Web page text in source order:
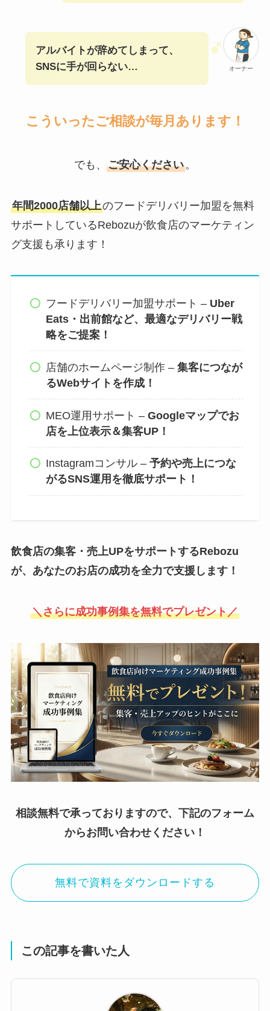
オーナー
アルバイトが辞めてしまって、
SNSに手が回らない…
こういったご相談が毎月あります！
でも、 ご安心ください 。
年間2000店舗以上のフードデリバリー加盟を無料
サポートしているRebozuが飲食店のマーケティン
グ支援も承ります！
フードデリバリー加盟サポート – Uber
Eats・出前館など、最適なデリバリー戦
略をご提案！
店舗のホームページ制作 –集客につなが
るWebサイトを作成！
MEO運用サポート –Googleマップでお
店を上位表示＆集客UP！
Instagramコンサル –予約や売上につな
がるSNS運用を徹底サポート！
飲食店の集客・売上UPをサポートするRebozu
が、あなたのお店の成功を全力で支援します！
＼さらに成功事例集を無料でプレゼント／
相談無料で承っておりますので、下記のフォーム
からお問い合わせください！
無料で資料をダウンロードする
この記事を書いた人